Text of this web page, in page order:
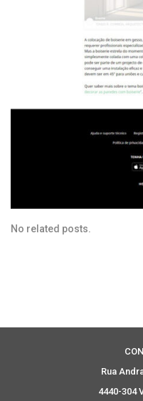
No related posts.
Rua
4440-304